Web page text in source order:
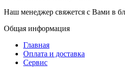
Наш менеджер свяжется с Вами в
Общая информация
Главная
Оплата и доставка
Сервис